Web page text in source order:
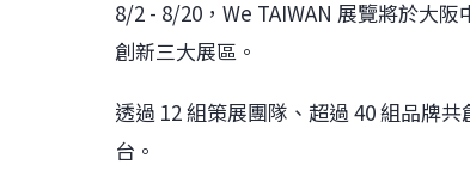
8/2 - 8/20，We TAIWAN 展覽將於大
創新三大展區。
透過 12 組策展團隊、超過 40 組品牌
台。